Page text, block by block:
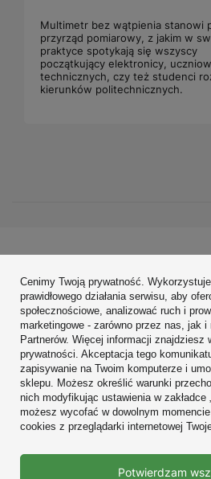
Multimetr bez wątpienia stanowi
przyrząd pomiarowy, z jakim w
praktyce spotykają się wszyscy
początkujący elektronicy,
technicznych, czy też studenci
kierunków politechnicznych.
Konto
Regulaminy
Zobacz również
W sklepie prezentujemy
Cenimy Twoją prywatność.
prawidłowego działania serwisu, aby
społecznościowe, analizować ruch i
marketingowe - zarówno przez nas, jak
Partnerów. Więcej informacji znajdziesz
prywatności. Akceptacja tego
zapisywanie na Twoim komputerze i
sklepu. Możesz określić warunki
nich modyfikując ustawienia w zakładce
możesz wycofać w dowolnym
cookies z przeglądarki internetowej
Potwierdzam